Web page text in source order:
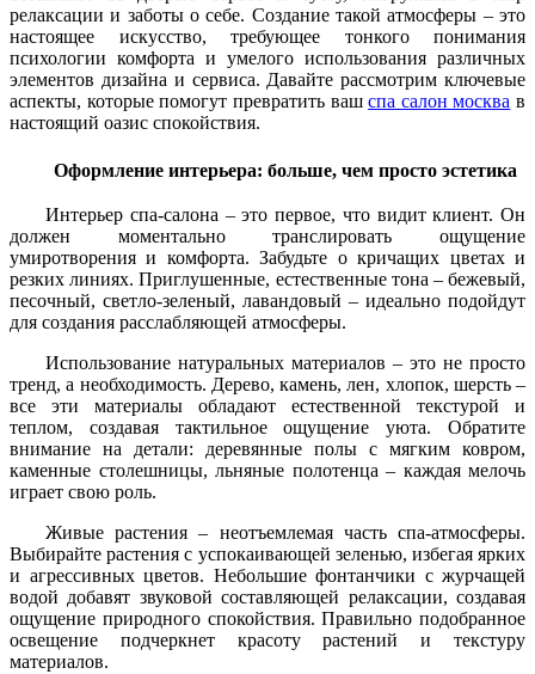
релаксации и заботы о себе. Создание такой атмосферы – это
настоящее искусство, требующее тонкого понимания
психологии комфорта и умелого использования различных
элементов дизайна и сервиса. Давайте рассмотрим ключевые
аспекты, которые помогут превратить вашспа салон москва в
настоящий оазис спокойствия.
Оформление интерьера: больше, чем просто эстетика
Интерьер спа-салона – это первое, что видит клиент. Он
должен моментально транслировать ощущение
умиротворения и комфорта. Забудьте о кричащих цветах и
резких линиях. Приглушенные, естественные тона – бежевый,
песочный, светло-зеленый, лавандовый – идеально подойдут
для создания расслабляющей атмосферы.
Использование натуральных материалов – это не просто
тренд, а необходимость. Дерево, камень, лен, хлопок, шерсть –
все эти материалы обладают естественной текстурой и
теплом, создавая тактильное ощущение уюта. Обратите
внимание на детали: деревянные полы с мягким ковром,
каменные столешницы, льняные полотенца – каждая мелочь
играет свою роль.
Живые растения – неотъемлемая часть спа-атмосферы.
Выбирайте растения с успокаивающей зеленью, избегая ярких
и агрессивных цветов. Небольшие фонтанчики с журчащей
водой добавят звуковой составляющей релаксации, создавая
ощущение природного спокойствия. Правильно подобранное
освещение подчеркнет красоту растений и текстуру
материалов.